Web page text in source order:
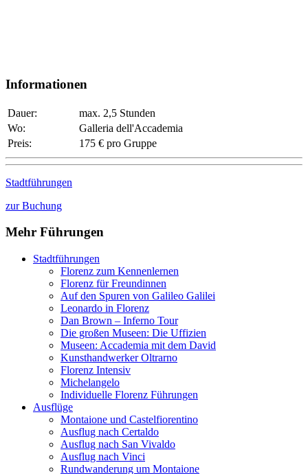
Informationen
Dauer:
max. 2,5 Stunden
Wo:
Galleria dell'Accademia
Preis:
175 € pro Gruppe
Stadtführungen
zur Buchung
Mehr Führungen
Stadtführungen
Florenz zum Kennenlernen
Florenz für Freundinnen
Auf den Spuren von Galileo Galilei
Leonardo in Florenz
Dan Brown – Inferno Tour
Die großen Museen: Die Uffizien
Museen: Accademia mit dem David
Kunsthandwerker Oltrarno
Florenz Intensiv
Michelangelo
Individuelle Florenz Führungen
Ausflüge
Montaione und Castelfiorentino
Ausflug nach Certaldo
Ausflug nach San Vivaldo
Ausflug nach Vinci
Rundwanderung um Montaione